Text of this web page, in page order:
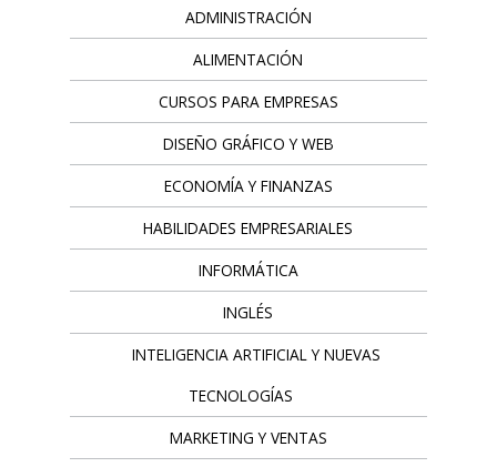
ADMINISTRACIÓN
ALIMENTACIÓN
CURSOS PARA EMPRESAS
DISEÑO GRÁFICO Y WEB
ECONOMÍA Y FINANZAS
HABILIDADES EMPRESARIALES
INFORMÁTICA
INGLÉS
INTELIGENCIA ARTIFICIAL Y NUEVAS
TECNOLOGÍAS
MARKETING Y VENTAS